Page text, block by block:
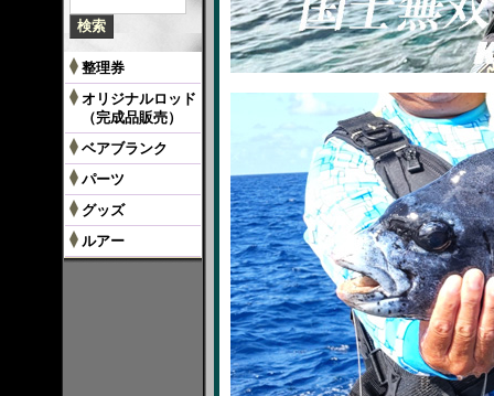
整理券
オリジナルロッド
（完成品販売）
ベアブランク
パーツ
グッズ
ルアー